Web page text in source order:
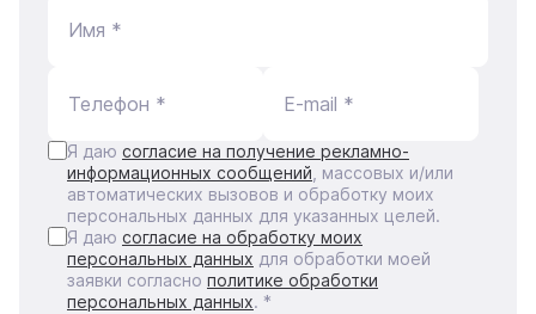
Имя *
Телефон * E-mail *
Я даю согласие на получение рекламно-
информационных сообщений , массовых и/или
автоматических вызовов и обработку моих
персональных данных для указанных целей.
Я даю согласие на обработку моих
персональных данных для обработки моей
заявки согласно политике обработки
персональных данных. *